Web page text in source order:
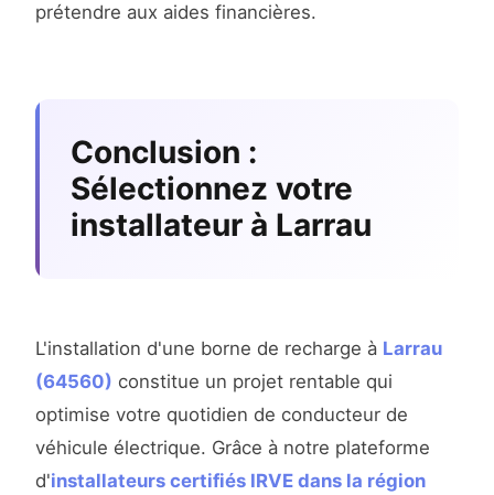
prétendre aux aides financières.
Conclusion :
Sélectionnez votre
installateur à Larrau
L'installation d'une borne de recharge à Larrau
(64560) constitue un projet rentable qui
optimise votre quotidien de conducteur de
véhicule électrique. Grâce à notre plateforme
d'installateurs certifiés IRVE dans la région